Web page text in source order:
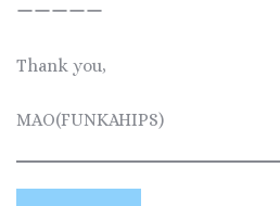
ーーーーー
Thank you,
MAO(FUNKAHIPS)